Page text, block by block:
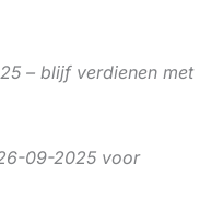
– blijf verdienen met
09-2025 voor